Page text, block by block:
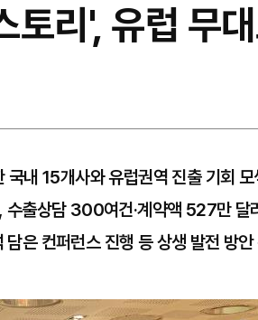
토리', 유럽 무
내 15개사와 유럽권역 진출 기회 모
출상담 300여건·계약액 527만 달
은 컨퍼런스 진행 등 상생 발전 방안